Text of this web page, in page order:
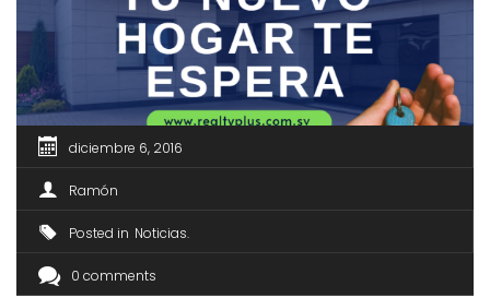
diciembre 6, 2016
Ramón
Posted in Noticias
0 comments